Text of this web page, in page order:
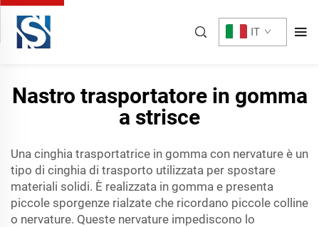
IT
Nastro trasportatore in gomma
a strisce
Una cinghia trasportatrice in gomma con nervature è un
tipo di cinghia di trasporto utilizzata per spostare
materiali solidi. È realizzata in gomma e presenta
piccole sporgenze rialzate che ricordano piccole colline
o nervature. Queste nervature impediscono lo